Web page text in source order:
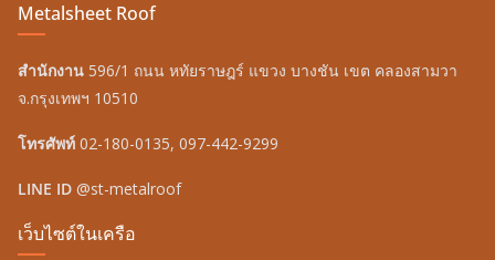
Metalsheet Roof
สำนักงาน 596/1 ถนน หทัยราษฎร์ แขวง บางชัน เขต คลองสามวา
จ.กรุงเทพฯ 10510
โทรศัพท์ 02-180-0135, 097-442-9299
LINE ID @st-metalroof
เว็บไซต์ในเครือ